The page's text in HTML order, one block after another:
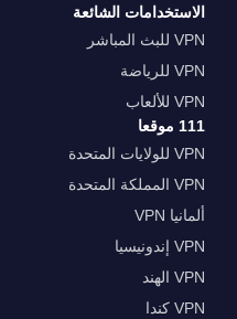
الاستخدامات الشائعة
VPN للبث المباشر
VPN للرياضة
VPN للألعاب
111 موقعا
VPN للولايات المتحدة
VPN المملكة المتحدة
ألمانيا VPN
VPN إندونيسيا
VPN الهند
VPN كندا